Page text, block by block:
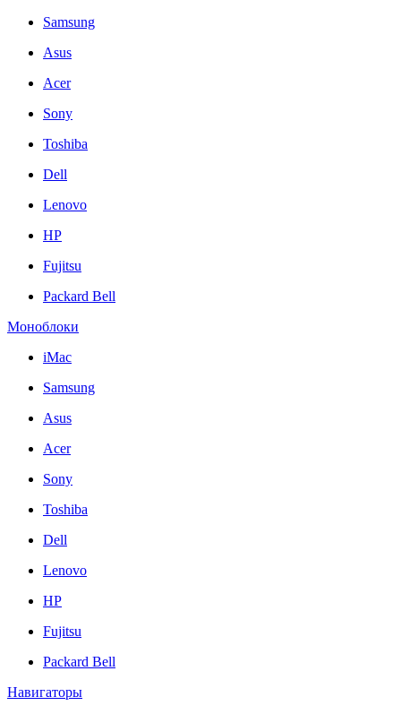
Samsung
Asus
Acer
Sony
Toshiba
Dell
Lenovo
HP
Fujitsu
Packard Bell
Моноблоки
iMac
Samsung
Asus
Acer
Sony
Toshiba
Dell
Lenovo
HP
Fujitsu
Packard Bell
Навигаторы